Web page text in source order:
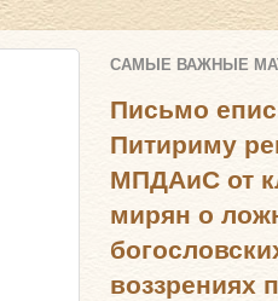
САМЫЕ ВАЖНЫЕ
Письмо
Питириму
МПДАиС от
мирян о
воззрениях